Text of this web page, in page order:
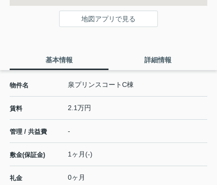
地図アプリで見る
基本情報 詳細情報
物件名 泉プリンスコートC棟
賃料 2.1万円
管理 / 共益費 -
敷金(保証金) 1ヶ月(-)
礼金 0ヶ月